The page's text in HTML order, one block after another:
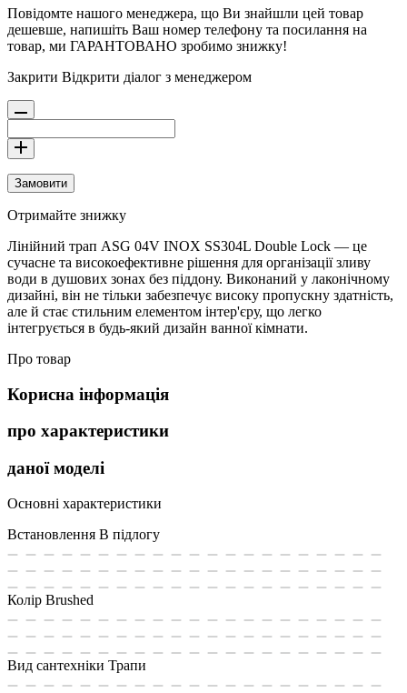
Повідомте нашого менеджера, що Ви знайшли цей товар
дешевше, напишіть Ваш номер телефону та посилання на
товар, ми ГАРАНТОВАНО зробимо знижку!
Закрити Відкрити діалог з менеджером
Замовити
Отримайте знижку
Лінійний трап ASG 04V INOX SS304L Double Lock — це
сучасне та високоефективне рішення для організації зливу
води в душових зонах без піддону. Виконаний у лаконічному
дизайні, він не тільки забезпечує високу пропускну здатність,
але й стає стильним елементом інтер'єру, що легко
інтегрується в будь-який дизайн ванної кімнати.
Про товар
Корисна інформація
про характеристики
даної моделі
Основні характеристики
Встановлення В підлогу
Колір Brushed
Вид сантехніки Трапи